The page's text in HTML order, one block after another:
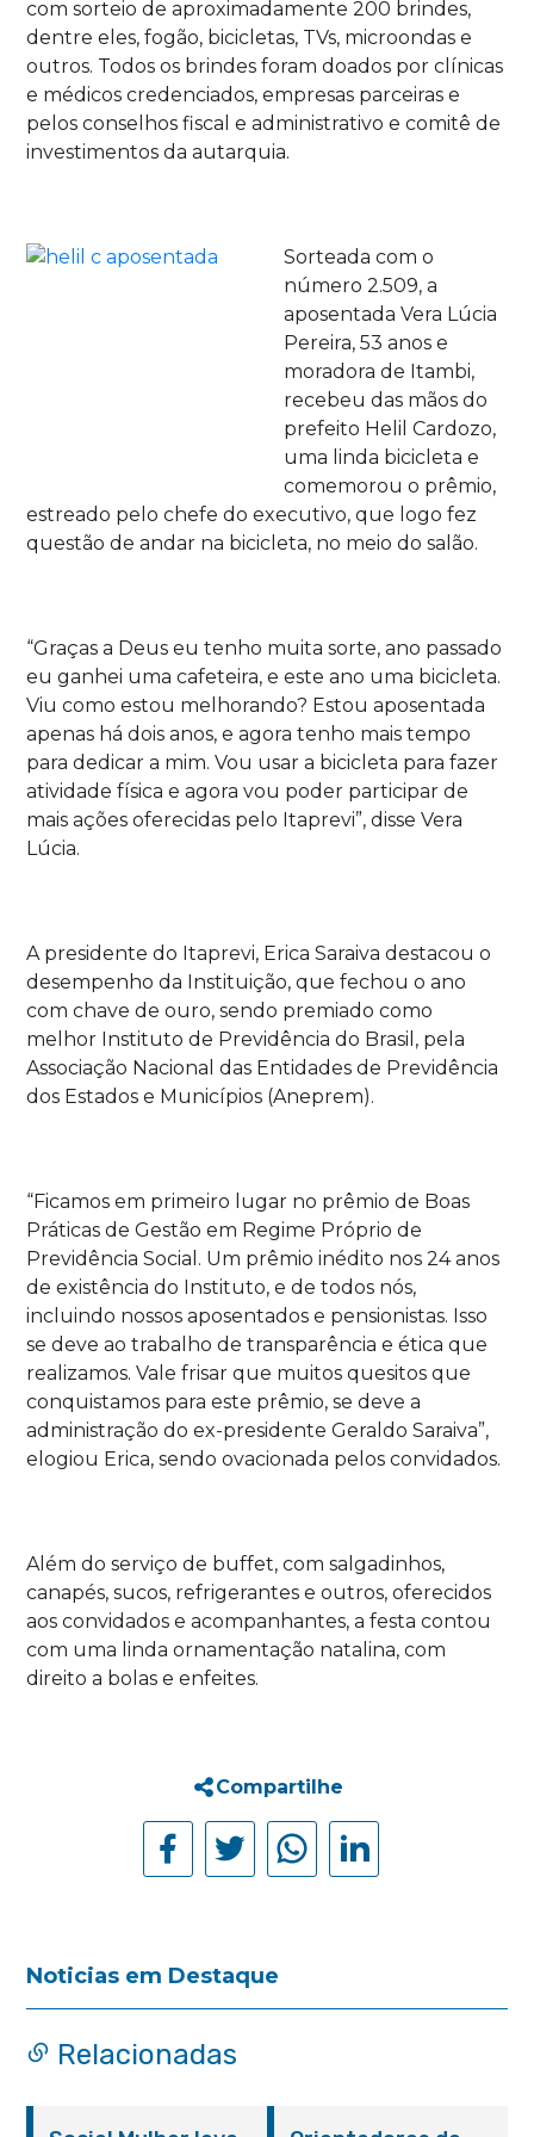
com sorteio de aproximadamente 200 brindes,
dentre eles, fogão, bicicletas, TVs, microondas e
outros. Todos os brindes foram doados por clínicas
e médicos credenciados, empresas parceiras e
pelos conselhos fiscal e administrativo e comitê de
investimentos da autarquia.
Sorteada com o
número 2.509, a
aposentada Vera Lúcia
Pereira, 53 anos e
moradora de Itambi,
recebeu das mãos do
prefeito Helil Cardozo,
uma linda bicicleta e
comemorou o prêmio,
estreado pelo chefe do executivo, que logo fez
questão de andar na bicicleta, no meio do salão.
“Graças a Deus eu tenho muita sorte, ano passado
eu ganhei uma cafeteira, e este ano uma bicicleta.
Viu como estou melhorando? Estou aposentada
apenas há dois anos, e agora tenho mais tempo
para dedicar a mim. Vou usar a bicicleta para fazer
atividade física e agora vou poder participar de
mais ações oferecidas pelo Itaprevi”, disse Vera
Lúcia.
A presidente do Itaprevi, Erica Saraiva destacou o
desempenho da Instituição, que fechou o ano
com chave de ouro, sendo premiado como
melhor Instituto de Previdência do Brasil, pela
Associação Nacional das Entidades de Previdência
dos Estados e Municípios (Aneprem).
“Ficamos em primeiro lugar no prêmio de Boas
Práticas de Gestão em Regime Próprio de
Previdência Social. Um prêmio inédito nos 24 anos
de existência do Instituto, e de todos nós,
incluindo nossos aposentados e pensionistas. Isso
se deve ao trabalho de transparência e ética que
realizamos. Vale frisar que muitos quesitos que
conquistamos para este prêmio, se deve a
administração do ex-presidente Geraldo Saraiva”,
elogiou Erica, sendo ovacionada pelos convidados.
Além do serviço de buffet, com salgadinhos,
canapés, sucos, refrigerantes e outros, oferecidos
aos convidados e acompanhantes, a festa contou
com uma linda ornamentação natalina, com
direito a bolas e enfeites.
Compartilhe
Noticias em Destaque
Relacionadas